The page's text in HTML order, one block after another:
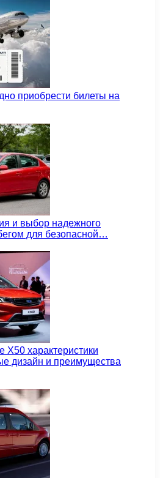
приобрести билеты на
и выбор надежного
для безопасной…
X50 характеристики
дизайн и преимущества